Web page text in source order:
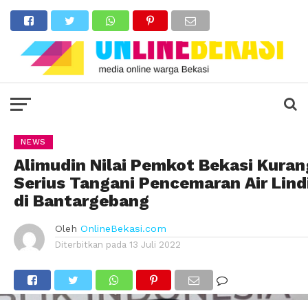
NEWS
Alimudin Nilai Pemkot Bekasi
Serius Tangani Pencemaran Air
di Bantargebang
Oleh OnlineBekasi.com
Diterbitkan pada 13 Juli 2022